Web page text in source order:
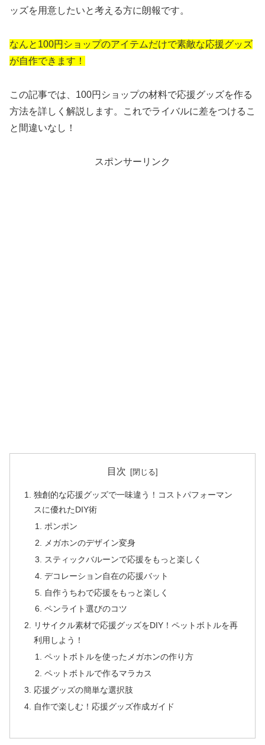
ッズを用意したいと考える方に朗報です。
なんと100円ショップのアイテムだけで素敵な応援グッズ
が自作できます！
この記事では、100円ショップの材料で応援グッズを作る
方法を詳しく解説します。これでライバルに差をつけるこ
と間違いなし！
スポンサーリンク
目次
独創的な応援グッズで一味違う！コストパフォーマン
スに優れたDIY術
ポンポン
メガホンのデザイン変身
スティックバルーンで応援をもっと楽しく
デコレーション自在の応援バット
自作うちわで応援をもっと楽しく
ペンライト選びのコツ
リサイクル素材で応援グッズをDIY！ペットボトルを再
利用しよう！
ペットボトルを使ったメガホンの作り方
ペットボトルで作るマラカス
応援グッズの簡単な選択肢
自作で楽しむ！応援グッズ作成ガイド